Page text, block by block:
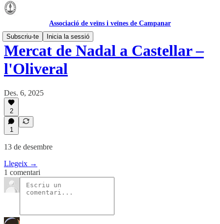
Associació de veïns i veïnes de Campanar
Subscriu-te
Inicia la sessió
Mercat de Nadal a Castellar –
l'Oliveral
Des. 6, 2025
2
1
13 de desembre
Llegeix →
1 comentari